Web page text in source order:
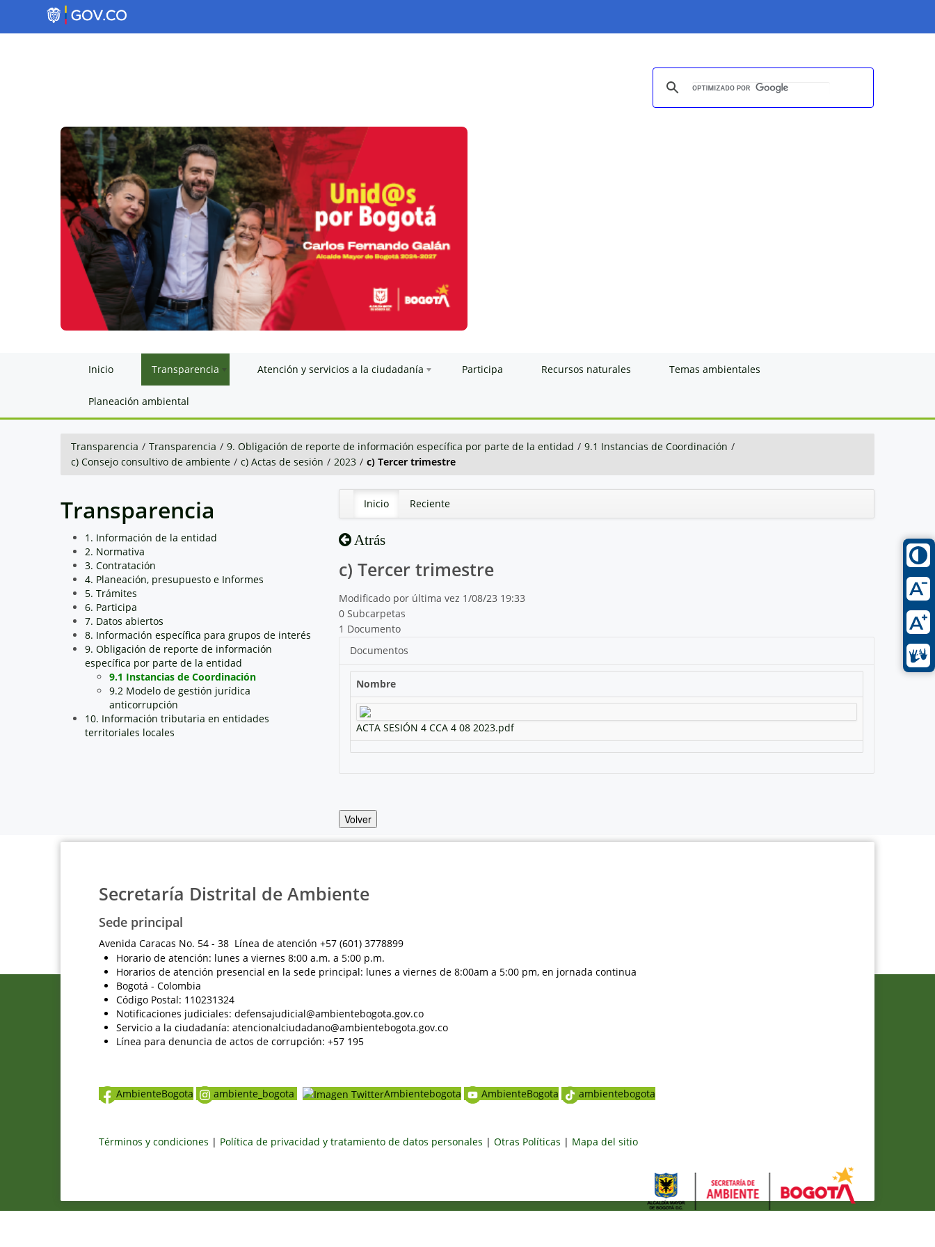
Inicio Transparencia Atención y servicios a la ciudadanía Participa Recursos naturales Temas ambientales
Planeación ambiental
Transparencia / Transparencia / 9. Obligación de reporte de información específica por parte de la entidad / 9.1 Instancias de Coordinación /
c) Consejo consultivo de ambiente / c) Actas de sesión / 2023 / c) Tercer trimestre
Transparencia
1. Información de la entidad
2. Normativa
3. Contratación
4. Planeación, presupuesto e Informes
5. Trámites
6. Participa
7. Datos abiertos
8. Información específica para grupos de interés
9. Obligación de reporte de información
específica por parte de la entidad
9.1 Instancias de Coordinación
9.2 Modelo de gestión jurídica
anticorrupción
10. Información tributaria en entidades
territoriales locales
Inicio Reciente
Atrás
c) Tercer trimestre
Modificado por última vez 1/08/23 19:33
0 Subcarpetas
1 Documento
Documentos
Nombre
ACTA SESIÓN 4 CCA 4 08 2023.pdf
Volver
Secretaría Distrital de Ambiente
Sede principal
Avenida Caracas No. 54 - 38 Línea de atención +57 (601) 3778899
Horario de atención: lunes a viernes 8:00 a.m. a 5:00 p.m.
Horarios de atención presencial en la sede principal: lunes a viernes de 8:00am a 5:00 pm, en jornada continua
Bogotá - Colombia
Código Postal: 110231324
Notificaciones judiciales: defensajudicial@ambientebogota.gov.co
Servicio a la ciudadanía: atencionalciudadano@ambientebogota.gov.co
Línea para denuncia de actos de corrupción: +57 195
AmbienteBogota ambiente_bogota Ambientebogota AmbienteBogota ambientebogota
Términos y condiciones | Política de privacidad y tratamiento de datos personales | Otras Políticas | Mapa del sitio